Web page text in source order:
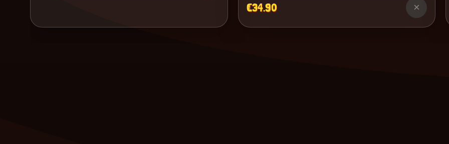
€34.90 ×